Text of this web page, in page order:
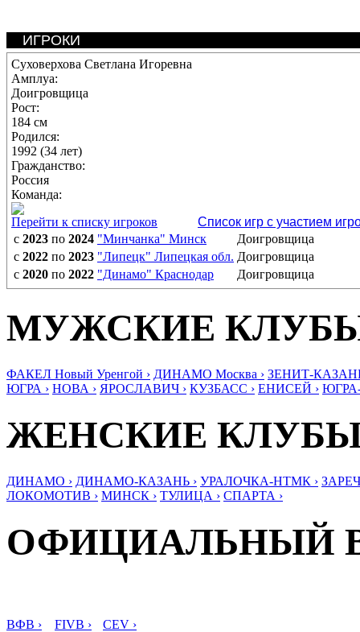
ИГРОКИ
Суховерхова Светлана Игоревна
Амплуа:
Доигровщица
Рост:
184 см
Родился:
1992 (34 лет)
Гражданство:
Россия
Команда:
Перейти к списку игроков
Список игр с участием
с 2023 по 2024 "Минчанка" Минск
Доигровщица
с 2022 по 2023 "Липецк" Липецкая обл. Доигровщица
с 2020 по 2022 "Динамо" Краснодар Доигровщица
МУЖСКИЕ
ФАКЕЛ Новый Уренгой › ДИНАМО Москва › ЗЕНИТ-
ЮГРА › НОВА › ЯРОСЛАВИЧ › КУЗБАСС › ЕНИСЕЙ ›
ЖЕНСКИЕ
ДИНАМО › ДИНАМО-КАЗАНЬ › УРАЛОЧКА-НТМК ›
ЛОКОМОТИВ › МИНСК › ТУЛИЦА › СПАРТА ›
ОФИЦИАЛЬНЫЙ
ВФВ › FIVB › CEV ›